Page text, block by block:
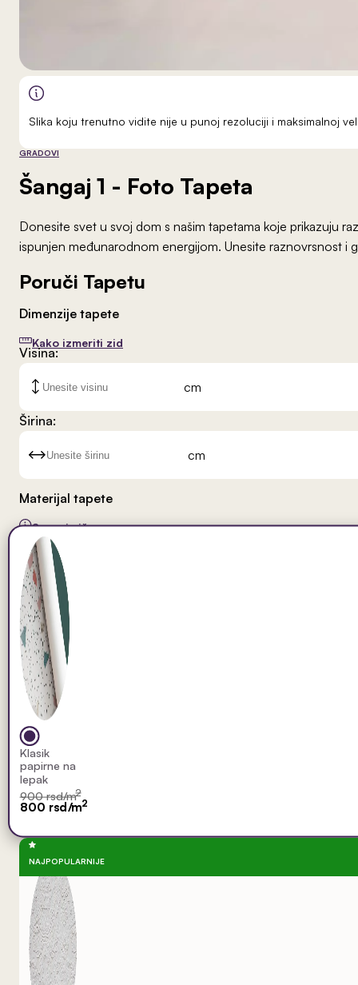
Slika koju trenutno vidite nije u punoj rezoluciji i maksimalnoj
GRADOVI
Šangaj 1 - Foto Tapeta
Donesite svet u svoj dom s našim tapetama koje prikazuju
ispunjen međunarodnom energijom. Unesite raznovrsnost i
Poruči Tapetu
Dimenzije tapete
Kako izmeriti zid
Visina:
cm
Širina:
cm
Materijal tapete
Saznaj više
Klasik
papirne na
lepak
900 rsd/m2
800 rsd/m2
NAJPOPULARNIJE